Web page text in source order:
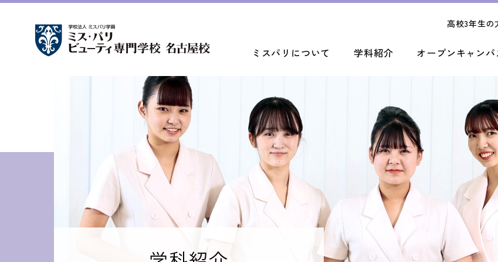
ミスパリについて 学科紹介 オープンキャン
高校3年生の